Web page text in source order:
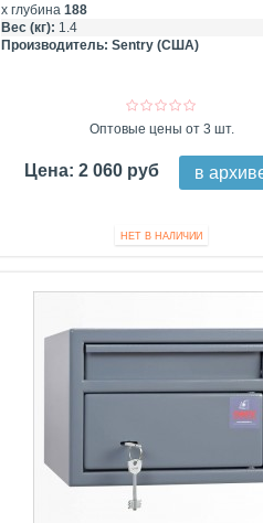
НЕТ В НАЛИЧИИ
х глубина188
Вес (кг): 1.4
Производитель:Sentry (США)
Оптовые цены от 3 шт.
Цена: 2 060 руб в